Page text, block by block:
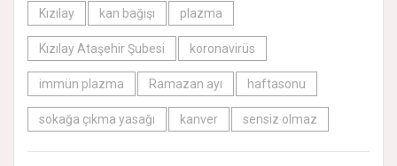
Kızılay
kan bağışı plazma
Kızılay Ataşehir Şubesi koronavirüs
immün plazma Ramazan ayı haftasonu
sokağa çıkma yasağı kanver sensiz olmaz